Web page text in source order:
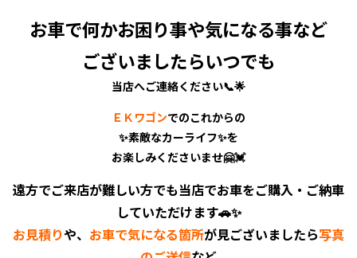
お車で何かお困り事や気になる事など
ございましたらいつでも
当店へご連絡ください📞🌟
ＥＫワゴンでのこれからの
✨素敵なカーライフ✨を
お楽しみくださいませ🤗💓
遠方でご来店が難しい方でも当店でお車をご購入・ご納車
していただけます🚗✨
お見積りや、 お車で気になる箇所が見ございましたら写真